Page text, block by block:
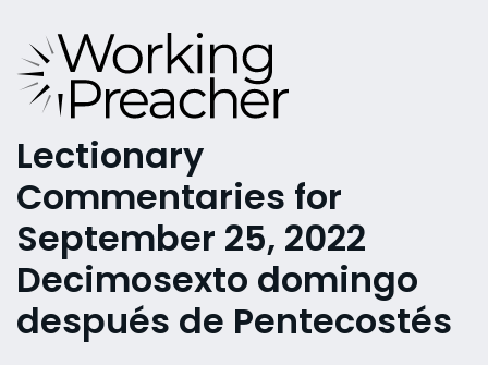
Lectionary
Commentaries for
September 25, 2022
Decimosexto domingo
después de Pentecostés